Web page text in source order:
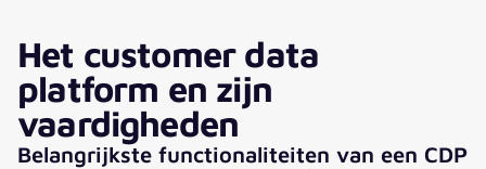
Het customer data
platform en zijn
vaardigheden
Belangrijkste functionaliteiten van een CDP